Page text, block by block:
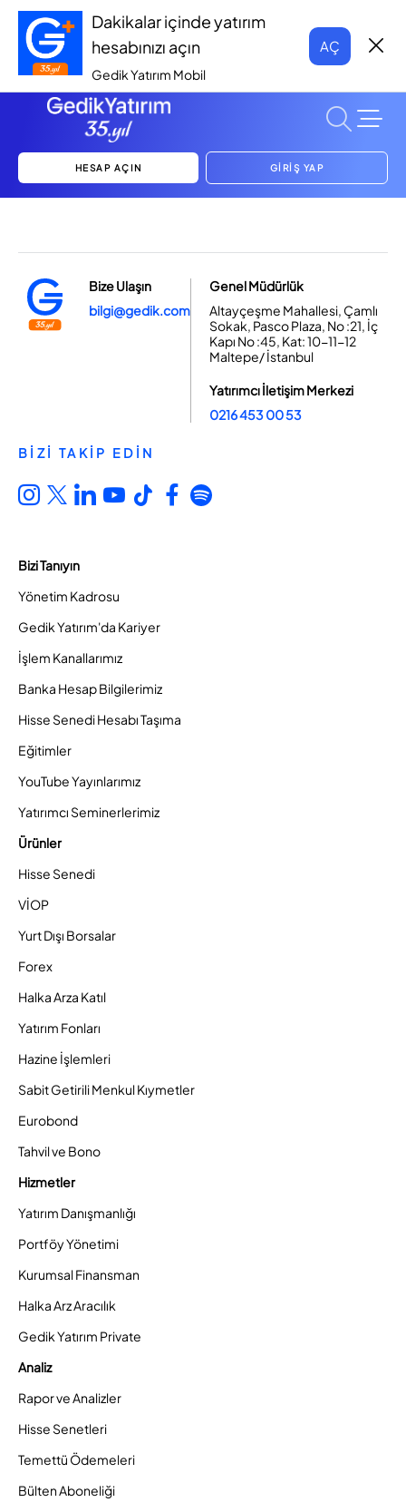
Dakikalar içinde yatırım
hesabınızı açın
Gedik Yatırım Mobil
AÇ
HESAP AÇIN GİRİŞ YAP
Bize Ulaşın
bilgi@gedik.com
Genel Müdürlük
Altayçeşme Mahallesi, Çamlı
Sokak, Pasco Plaza, No :21, İç
Kapı No :45, Kat: 10-11-12
Maltepe/ İstanbul
Yatırımcı İletişim Merkezi
0216 453 00 53
BİZİ TAKİP EDİN
Bizi Tanıyın
Yönetim Kadrosu
Gedik Yatırım'da Kariyer
İşlem Kanallarımız
Banka Hesap Bilgilerimiz
Hisse Senedi Hesabı Taşıma
Eğitimler
YouTube Yayınlarımız
Yatırımcı Seminerlerimiz
Ürünler
Hisse Senedi
VİOP
Yurt Dışı Borsalar
Forex
Halka Arza Katıl
Yatırım Fonları
Hazine İşlemleri
Sabit Getirili Menkul Kıymetler
Eurobond
Tahvil ve Bono
Hizmetler
Yatırım Danışmanlığı
Portföy Yönetimi
Kurumsal Finansman
Halka Arz Aracılık
Gedik Yatırım Private
Analiz
Rapor ve Analizler
Hisse Senetleri
Temettü Ödemeleri
Bülten Aboneliği